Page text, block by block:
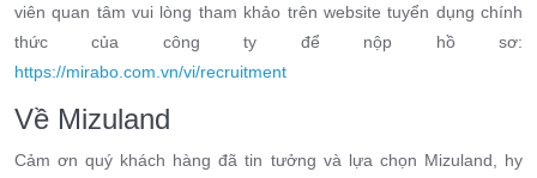
viên quan tâm vui lòng tham khảo trên website tuyển dụng chính
thức của công ty để nộp hồ sơ:
https://mirabo.com.vn/vi/recruitment
Về Mizuland
Cảm ơn quý khách hàng đã tin tưởng và lựa chọn Mizuland, hy